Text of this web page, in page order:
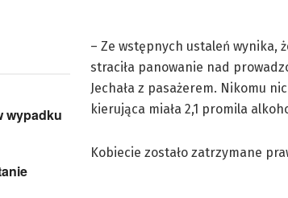
wypadku
– Ze wstępnych ustaleń wynika,
straciła panowanie nad
Jechała z pasażerem. Nikomu
kierująca miała 2,1 promila
Kobiecie zostało zatrzymane